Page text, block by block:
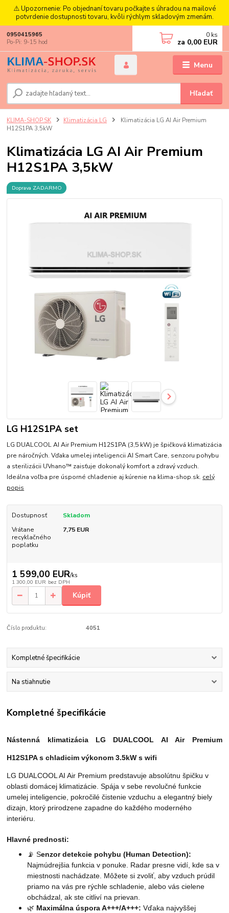
⚠️ Upozornenie: Po objednaní tovaru počkajte s úhradou na mailové
potvrdenie dostupnosti tovaru, kvôli rýchlym skladovým zmenám.
Menu
Hľadať
0950415965
Po-Pi: 9-15 hod
0 ks
za 0,00 EUR
KLIMA-SHOP.SK Klimatizácia LG
Klimatizácia LG AI Air Premium
H12S1PA 3,5kW
Klimatizácia LG AI Air Premium
H12S1PA 3,5kW
Doprava ZADARMO
LG H12S1PA set
LG DUALCOOL AI Air Premium H12S1PA (3,5 kW) je špičková klimatizácia
pre náročných. Vďaka umelej inteligencii AI Smart Care, senzoru pohybu
a sterilizácii UVnano™ zaisťuje dokonalý komfort a zdravý vzduch.
Ideálna voľba pre úsporné chladenie aj kúrenie na klima-shop.sk. celý
popis
Dostupnosť
Skladom
Vrátane
recyklačného
poplatku
7,75 EUR
1 599,00 EUR/ks
1 300,00 EUR bez DPH
Kúpiť
Číslo produktu: 4051
Kompletné špecifikácie
Na stiahnutie
Kompletné špecifikácie
Nástenná klimatizácia LG DUALCOOL AI Air Premium
H12S1PAs chladicim výkonom 3.5kW s wifi
LG DUALCOOL AI Air Premium predstavuje absolútnu špičku v
oblasti domácej klimatizácie. Spája v sebe revolučné funkcie
umelej inteligencie, pokročilé čistenie vzduchu a elegantný biely
dizajn, ktorý prirodzene zapadne do každého moderného
interiéru.
Hlavné prednosti:
📡 Senzor detekcie pohybu (Human Detection):
Najmúdrejšia funkcia v ponuke. Radar presne vidí, kde sa v
miestnosti nachádzate. Môžete si zvoliť, aby vzduch prúdil
priamo na vás pre rýchle schladenie, alebo vás cielene
obchádzal, ak ste citliví na prievan.
🌿 Maximálna úspora A+++/A+++: Vďaka najvyššej